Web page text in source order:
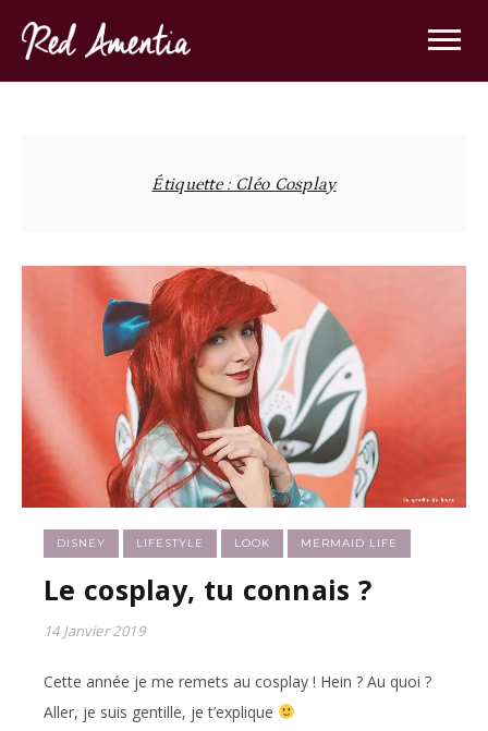
Étiquette : Cléo Cosplay
DISNEY LIFESTYLE LOOK MERMAID LIFE
Le cosplay, tu connais ?
14 Janvier 2019
Cette année je me remets au cosplay ! Hein ? Au quoi ?
Aller, je suis gentille, je t’explique